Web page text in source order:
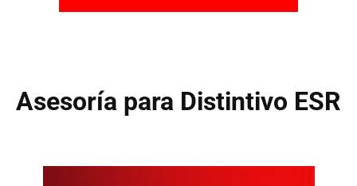
Asesoría para Distintivo ESR